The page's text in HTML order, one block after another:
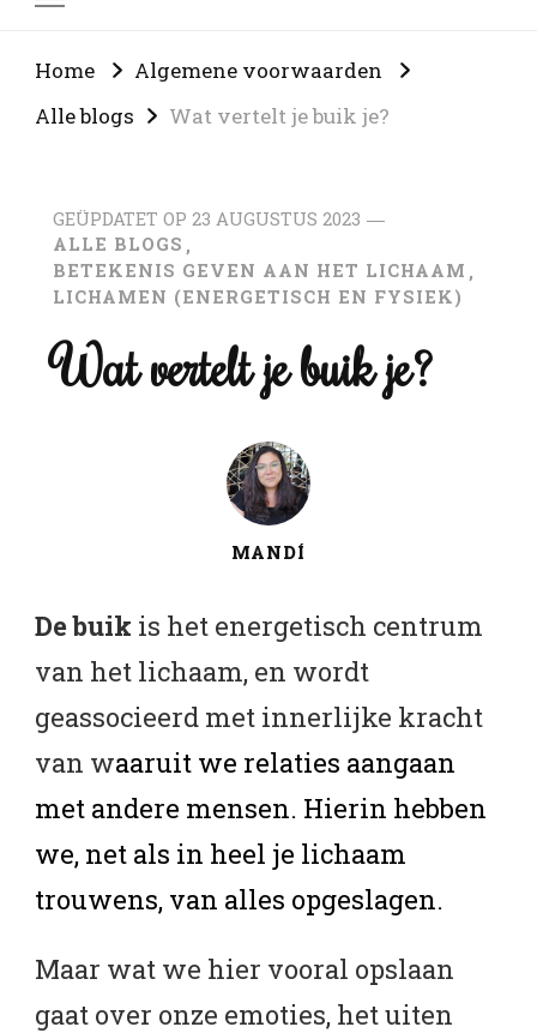
Home
Algemene voorwaarden
Alle blogs
Wat vertelt je buik je?
GEÜPDATET OP 23 AUGUSTUS 2023
ALLE BLOGS
BETEKENIS GEVEN AAN HET LICHAAM
LICHAMEN (ENERGETISCH EN FYSIEK)
Wat vertelt je buik je?
MANDÍ
De buik is het energetisch centrum
van het lichaam, en wordt
geassocieerd met innerlijke kracht
van waaruit we relaties aangaan
met andere mensen. Hierin hebben
we, net als in heel je lichaam
trouwens, van alles opgeslagen.
Maar wat we hier vooral opslaan
gaat over onze emoties, het uiten